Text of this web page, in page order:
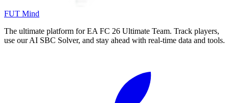
FUT Mind
The ultimate platform for EA FC 26 Ultimate Team. Track players,
use our AI SBC Solver, and stay ahead with real-time data and tools.